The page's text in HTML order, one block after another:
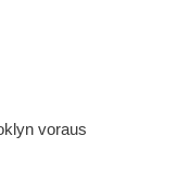
voraus